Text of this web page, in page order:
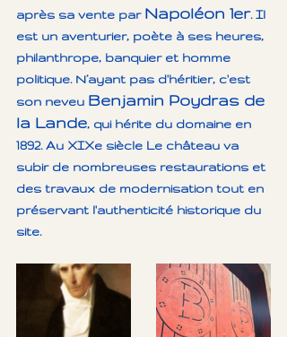
après sa vente par Napoléon 1er. Il
est un aventurier, poète à ses heures,
philanthrope, banquier et homme
politique. N’ayant pas d'héritier, c'est
son neveu Benjamin Poydras de
la Lande, qui hérite du domaine en
1892. Au XIXe siècle Le château va
subir de nombreuses restaurations et
des travaux de modernisation tout en
préservant l'authenticité historique du
site.